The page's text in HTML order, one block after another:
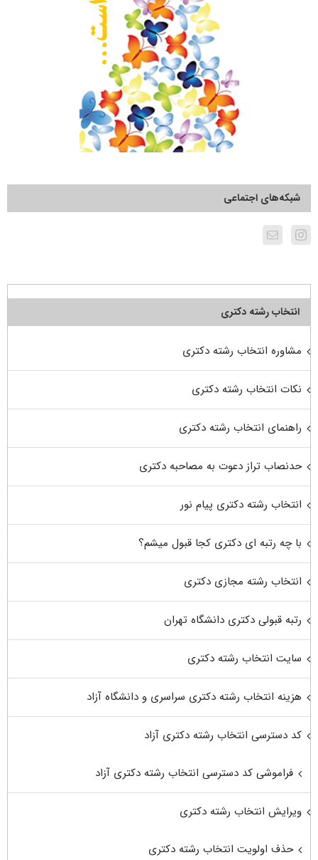
شبکه‌های اجتماعی
انتخاب رشته دکتری
مشاوره انتخاب رشته دکتری
نکات انتخاب رشته دکتری
راهنمای انتخاب رشته دکتری
حدنصاب تراز دعوت به مصاحبه دکتری
انتخاب رشته دکتری پیام نور
با چه رتبه ای دکتری کجا قبول میشم؟
انتخاب رشته مجازی دکتری
رتبه قبولی دکتری دانشگاه تهران
سایت انتخاب رشته دکتری
هزینه انتخاب رشته دکتری سراسری و دانشگاه آزاد
کد دسترسی انتخاب رشته دکتری آزاد
فراموشی کد دسترسی انتخاب رشته دکتری آزاد
ویرایش انتخاب رشته دکتری
حذف اولویت انتخاب رشته دکتری